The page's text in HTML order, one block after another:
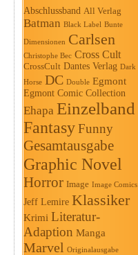
Abschlussband All Verlag
Batman Black Label Bunte
Dimensionen Carlsen
Christophe Bec Cross Cult
CrossCult Dantes Verlag Dark
Horse DC Double Egmont
Egmont Comic Collection
Ehapa Einzelband
FantasyFunny
Gesamtausgabe
Graphic Novel
Horror Image Image Comics
Jeff Lemire Klassiker
Krimi Literatur-
Adaption Manga
Marvel Originalausgabe